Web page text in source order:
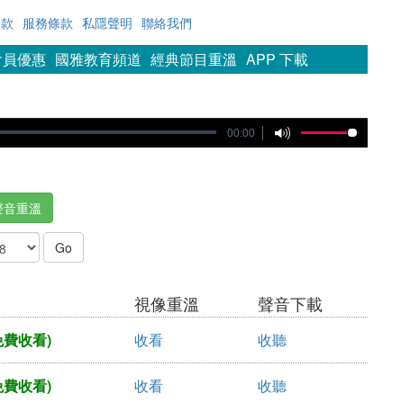
服務條款 私隱聲明 聯絡我們
優惠 國雅教育頻道 經典節目重溫 APP 下載
00:00
重溫
視像重溫 聲音下載
收看) 收看 收聽
收看) 收看 收聽